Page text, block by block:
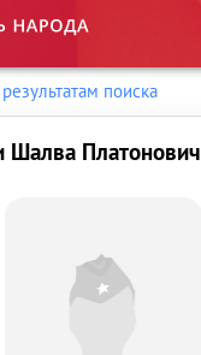
поиска
Платонович